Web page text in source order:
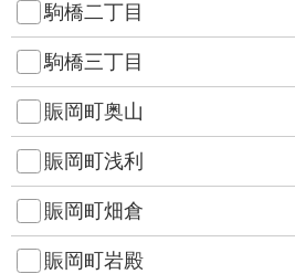
駒橋二丁目
駒橋三丁目
賑岡町奥山
賑岡町浅利
賑岡町畑倉
賑岡町岩殿